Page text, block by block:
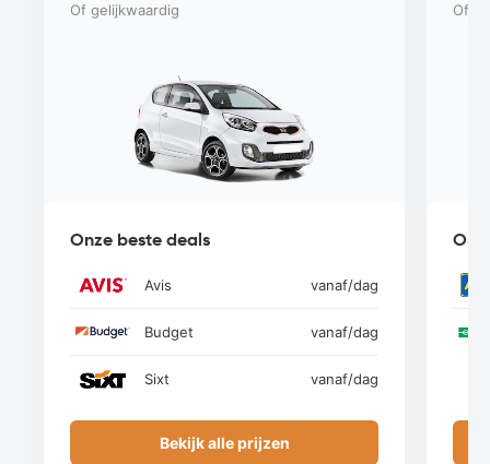
Of gelijkwaardig
Onze beste deals
Avis vanaf/dag
Budget vanaf/dag
Sixt vanaf/dag
Bekijk alle prijzen
Of